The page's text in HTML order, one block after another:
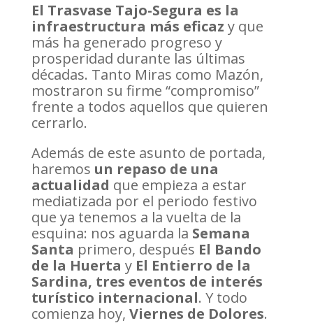
El Trasvase Tajo-Segura es la
infraestructura más eficaz y que
más ha generado progreso y
prosperidad durante las últimas
décadas. Tanto Miras como Mazón,
mostraron su firme “compromiso”
frente a todos aquellos que quieren
cerrarlo.
Además de este asunto de portada,
haremos un repaso de una
actualidad que empieza a estar
mediatizada por el periodo festivo
que ya tenemos a la vuelta de la
esquina: nos aguarda la Semana
Santa primero, después El Bando
de la Huerta y El Entierro de la
Sardina, tres eventos de interés
turístico internacional. Y todo
comienza hoy, Viernes de Dolores.